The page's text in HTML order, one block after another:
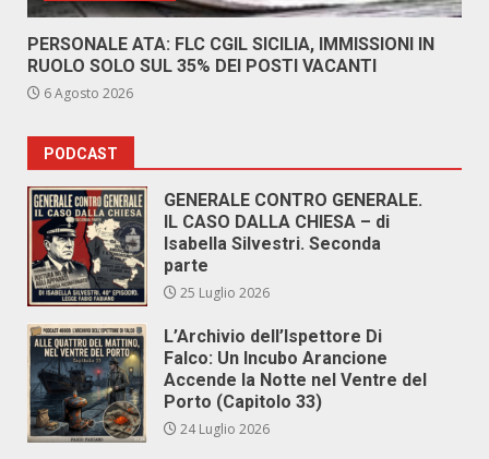
PERSONALE ATA: FLC CGIL SICILIA, IMMISSIONI IN
RUOLO SOLO SUL 35% DEI POSTI VACANTI
6 Agosto 2026
PODCAST
GENERALE CONTRO GENERALE.
IL CASO DALLA CHIESA – di
Isabella Silvestri. Seconda
parte
25 Luglio 2026
L’Archivio dell’Ispettore Di
Falco: Un Incubo Arancione
Accende la Notte nel Ventre del
Porto (Capitolo 33)
24 Luglio 2026